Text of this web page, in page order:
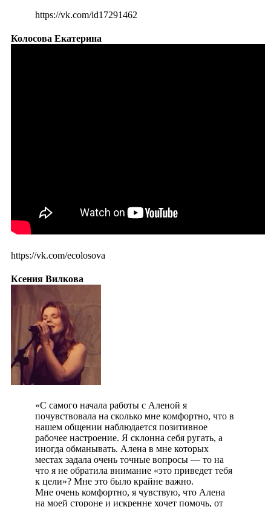
https://vk.com/id17291462
Колосова Екатерина
https://vk.com/ecolosova
Ксения Вилкова
«С самого начала работы с Аленой я
почувствовала на сколько мне комфортно, что в
нашем общении наблюдается позитивное
рабочее настроение. Я склонна себя ругать, а
иногда обманывать. Алена в мне которых
местах задала очень точные вопросы — то на
что я не обратила внимание «это приведет тебя
к цели»? Мне это было крайне важно.
Мне очень комфортно, я чувствую, что Алена
на моей стороне и искренне хочет помочь, от